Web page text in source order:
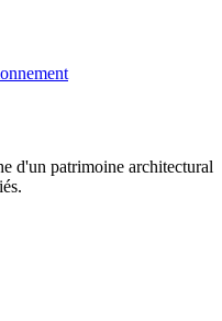
d'un patrimoine architectural